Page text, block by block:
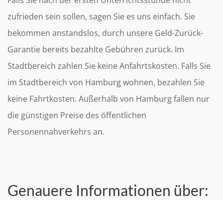
zufrieden sein sollen, sagen Sie es uns einfach. Sie
bekommen anstandslos, durch unsere Geld-Zurück-
Garantie bereits bezahlte Gebühren zurück. Im
Stadtbereich zahlen Sie keine Anfahrtskosten. Falls Sie
im Stadtbereich von Hamburg wohnen, bezahlen Sie
keine Fahrtkosten. Außerhalb von Hamburg fallen nur
die günstigen Preise des öffentlichen
Personennahverkehrs an.
Genauere Informationen über: